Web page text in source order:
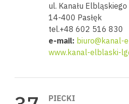
ul. Kanału Elbląskiego
14-400 Pasłęk
tel.+48 602 516 830
e-mail: biuro@kanal-
www.kanal-elblaski-
PIECKI